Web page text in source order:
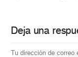
Deja una
Tu dirección de